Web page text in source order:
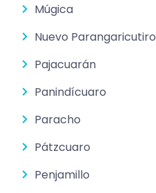
Múgica
Nuevo Parangaricutiro
Pajacuarán
Panindícuaro
Paracho
Pátzcuaro
Penjamillo